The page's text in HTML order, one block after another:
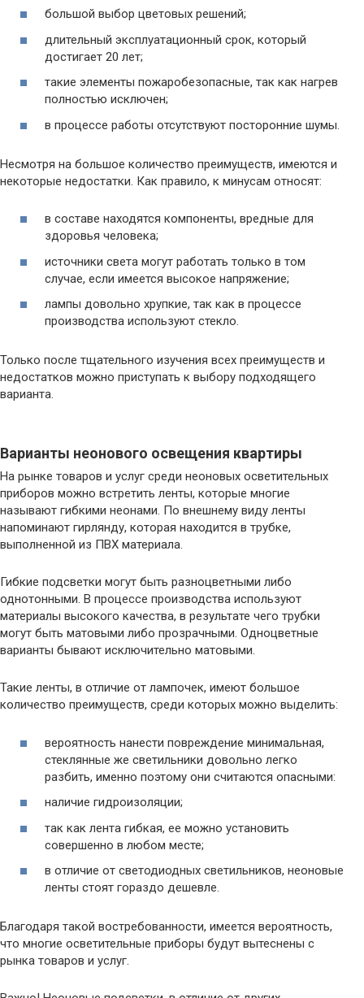
большой выбор цветовых решений;
длительный эксплуатационный срок, который
достигает 20 лет;
такие элементы пожаробезопасные, так как нагрев
полностью исключен;
в процессе работы отсутствуют посторонние шумы.
Несмотря на большое количество преимуществ, имеются и
некоторые недостатки. Как правило, к минусам относят:
в составе находятся компоненты, вредные для
здоровья человека;
источники света могут работать только в том
случае, если имеется высокое напряжение;
лампы довольно хрупкие, так как в процессе
производства используют стекло.
Только после тщательного изучения всех преимуществ и
недостатков можно приступать к выбору подходящего
варианта.
Варианты неонового освещения квартиры
На рынке товаров и услуг среди неоновых осветительных
приборов можно встретить ленты, которые многие
называют гибкими неонами. По внешнему виду ленты
напоминают гирлянду, которая находится в трубке,
выполненной из ПВХ материала.
Гибкие подсветки могут быть разноцветными либо
однотонными. В процессе производства используют
материалы высокого качества, в результате чего трубки
могут быть матовыми либо прозрачными. Одноцветные
варианты бывают исключительно матовыми.
Такие ленты, в отличие от лампочек, имеют большое
количество преимуществ, среди которых можно выделить:
вероятность нанести повреждение минимальная,
стеклянные же светильники довольно легко
разбить, именно поэтому они считаются опасными:
наличие гидроизоляции;
так как лента гибкая, ее можно установить
совершенно в любом месте;
в отличие от светодиодных светильников, неоновые
ленты стоят гораздо дешевле.
Благодаря такой востребованности, имеется вероятность,
что многие осветительные приборы будут вытеснены с
рынка товаров и услуг.